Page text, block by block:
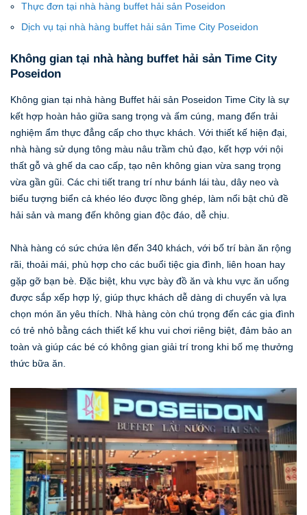
Thực đơn tại nhà hàng buffet hải sản Poseidon
Dịch vụ tại nhà hàng buffet hải sản Time City Poseidon
Không gian tại nhà hàng buffet hải sản Time City
Poseidon
Không gian tại nhà hàng Buffet hải sản Poseidon Time City là sự
kết hợp hoàn hảo giữa sang trọng và ấm cúng, mang đến trải
nghiệm ẩm thực đẳng cấp cho thực khách. Với thiết kế hiện đại,
nhà hàng sử dụng tông màu nâu trầm chủ đạo, kết hợp với nội
thất gỗ và ghế da cao cấp, tạo nên không gian vừa sang trọng
vừa gần gũi. Các chi tiết trang trí như bánh lái tàu, dây neo và
biểu tượng biển cả khéo léo được lồng ghép, làm nổi bật chủ đề
hải sản và mang đến không gian độc đáo, dễ chịu.
Nhà hàng có sức chứa lên đến 340 khách, với bố trí bàn ăn rộng
rãi, thoải mái, phù hợp cho các buổi tiệc gia đình, liên hoan hay
gặp gỡ bạn bè. Đặc biệt, khu vực bày đồ ăn và khu vực ăn uống
được sắp xếp hợp lý, giúp thực khách dễ dàng di chuyển và lựa
chọn món ăn yêu thích. Nhà hàng còn chú trọng đến các gia đình
có trẻ nhỏ bằng cách thiết kế khu vui chơi riêng biệt, đảm bảo an
toàn và giúp các bé có không gian giải trí trong khi bố mẹ thưởng
thức bữa ăn.